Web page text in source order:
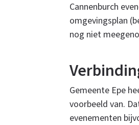
Cannenburch
omgevingsplan
nog niet
Gemeente Epe
voorbeeld van.
evenementen